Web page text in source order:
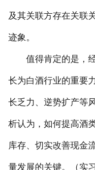
及其关联方存在关联
迹象。
值得肯定的是，经
长为白酒行业的重要
长乏力、逆势扩产等
析认为，如何提高酒
库存、切实改善现金
量发展的关键。（实